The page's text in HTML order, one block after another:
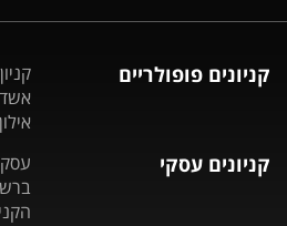
קניונים פופולריים
אילון
קניונים עסקי